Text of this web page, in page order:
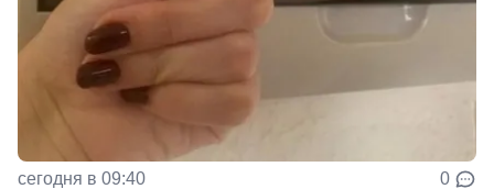
сегодня в 09:40 0